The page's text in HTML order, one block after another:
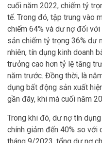
cuối năm 2022, chiếm tỷ
tế. Trong đó, tập trung vào
chiếm 64% và dư nợ đối
sản chiếm tỷ trọng 36% dư
nhiên, tín dụng kinh doanh
trưởng cao hơn tỷ lệ tăng
năm trước. Đồng thời, là
dụng bất động sản xuất
gần đây, khi mà cuối năm
Trong khi đó, dư nợ tín
chính giảm đến 40% so với